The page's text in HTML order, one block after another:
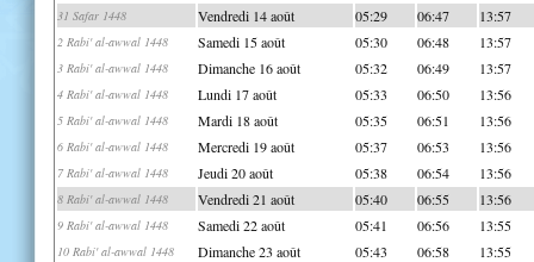
31 Safar 1448 Vendredi 14 août 05:29 06:47 13:57
2 Rabi' al-awwal 1448 Samedi 15 août 05:30 06:48 13:57
3 Rabi' al-awwal 1448 Dimanche 16 août 05:32 06:49 13:57
4 Rabi' al-awwal 1448 Lundi 17 août 05:33 06:50 13:56
5 Rabi' al-awwal 1448 Mardi 18 août 05:35 06:51 13:56
6 Rabi' al-awwal 1448 Mercredi 19 août 05:37 06:53 13:56
7 Rabi' al-awwal 1448 Jeudi 20 août 05:38 06:54 13:56
8 Rabi' al-awwal 1448 Vendredi 21 août 05:40 06:55 13:56
9 Rabi' al-awwal 1448 Samedi 22 août 05:41 06:56 13:55
10 Rabi' al-awwal 1448 Dimanche 23 août 05:43 06:58 13:55